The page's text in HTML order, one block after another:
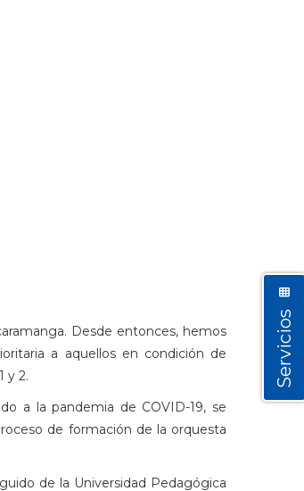
Desde entonces, hemos
a aquellos en condición de
y 2.
a la pandemia de COVID-19, se
de formación de la orquesta
de la Universidad Pedagógica
Servicios